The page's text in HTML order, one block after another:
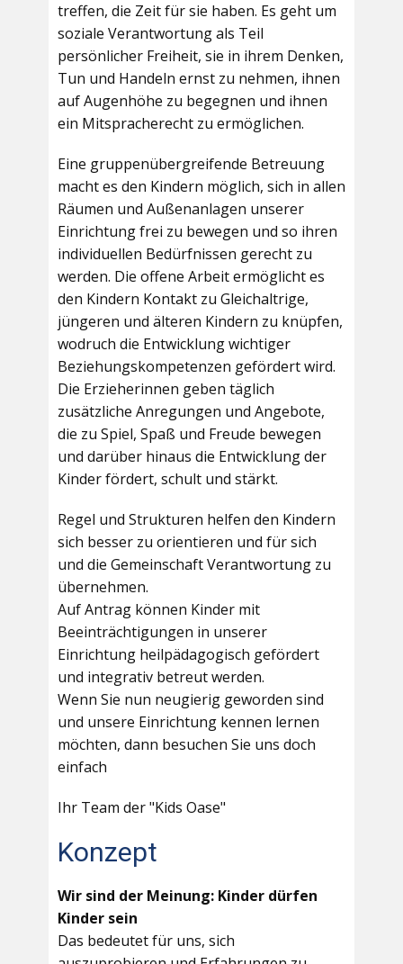
treffen, die Zeit für sie haben. Es geht um
soziale Verantwortung als Teil
persönlicher Freiheit, sie in ihrem Denken,
Tun und Handeln ernst zu nehmen, ihnen
auf Augenhöhe zu begegnen und ihnen
ein Mitspracherecht zu ermöglichen.
Eine gruppenübergreifende Betreuung
macht es den Kindern möglich, sich in allen
Räumen und Außenanlagen unserer
Einrichtung frei zu bewegen und so ihren
individuellen Bedürfnissen gerecht zu
werden. Die offene Arbeit ermöglicht es
den Kindern Kontakt zu Gleichaltrige,
jüngeren und älteren Kindern zu knüpfen,
wodruch die Entwicklung wichtiger
Beziehungskompetenzen gefördert wird.
Die Erzieherinnen geben täglich
zusätzliche Anregungen und Angebote,
die zu Spiel, Spaß und Freude bewegen
und darüber hinaus die Entwicklung der
Kinder fördert, schult und stärkt.
Regel und Strukturen helfen den Kindern
sich besser zu orientieren und für sich
und die Gemeinschaft Verantwortung zu
übernehmen.
Auf Antrag können Kinder mit
Beeinträchtigungen in unserer
Einrichtung heilpädagogisch gefördert
und integrativ betreut werden.
Wenn Sie nun neugierig geworden sind
und unsere Einrichtung kennen lernen
möchten, dann besuchen Sie uns doch
einfach
Ihr Team der "Kids Oase"
Konzept
Wir sind der Meinung: Kinder dürfen
Kinder sein
Das bedeutet für uns, sich